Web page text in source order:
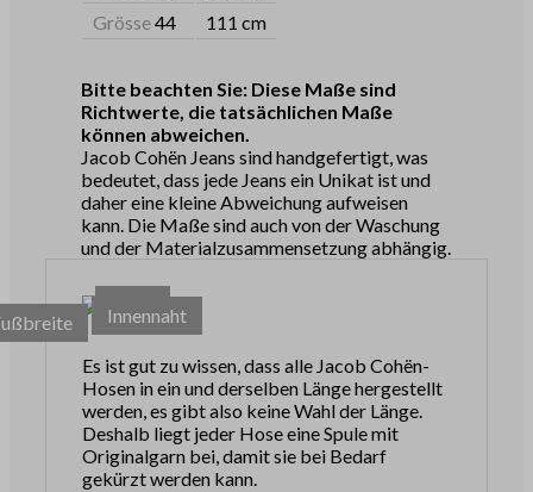
Grösse44 111 cm
Bitte beachten Sie: Diese Maße sind
Richtwerte, die tatsächlichen Maße
können abweichen.
Jacob Cohën Jeans sind handgefertigt, was
bedeutet, dass jede Jeans ein Unikat ist und
daher eine kleine Abweichung aufweisen
kann. Die Maße sind auch von der Waschung
und der Materialzusammensetzung abhängig.
Taille
Innennaht
Es ist gut zu wissen, dass alle Jacob Cohën-
Hosen in ein und derselben Länge hergestellt
werden, es gibt also keine Wahl der Länge.
Deshalb liegt jeder Hose eine Spule mit
Originalgarn bei, damit sie bei Bedarf
gekürzt werden kann.